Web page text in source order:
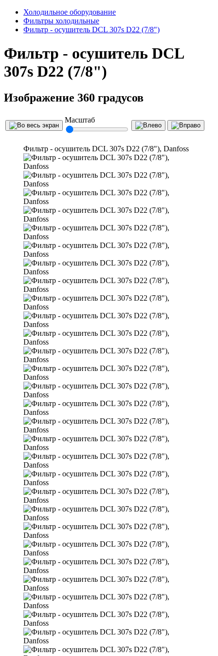
Холодильное оборудование
Фильтры холодильные
Фильтр - осушитель DCL 307s D22 (7/8")
Фильтр - осушитель DCL
307s D22 (7/8")
Изображение 360 градусов
Масштаб
Фильтр - осушитель DCL 307s D22 (7/8"), Danfoss